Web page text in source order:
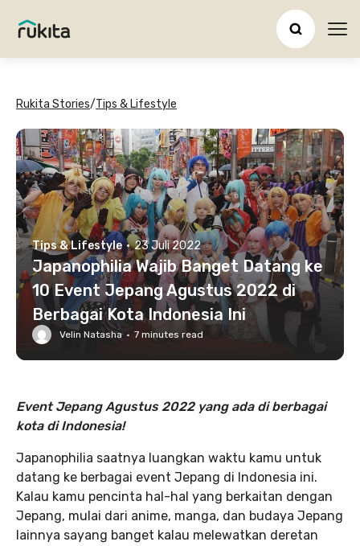
Rukita Stories/Tips & Lifestyle
Tips & Lifestyle · 23 Juli 2022
Japanophilia Wajib Banget Datang ke
10 Event Jepang Agustus 2022 di
Berbagai Kota Indonesia Ini
Velin Natasha · 7 minutes read
Event Jepang Agustus 2022 yang ada di berbagai
kota di Indonesia!
Japanophilia saatnya luangkan waktu kamu untuk
datang ke berbagai event Jepang di Indonesia ini.
Kalau kamu pencinta hal-hal yang berkaitan dengan
Jepang, mulai dari anime, manga, dan budaya Jepang
lainnya sayang banget kalau melewatkan deretan